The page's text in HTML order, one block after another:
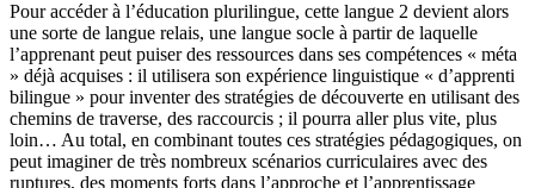
Pour accéder à l’éducation plurilingue, cette langue 2 devient alors
une sorte de langue relais, une langue socle à partir de laquelle
l’apprenant peut puiser des ressources dans ses compétences « méta
» déjà acquises : il utilisera son expérience linguistique « d’apprenti
bilingue » pour inventer des stratégies de découverte en utilisant des
chemins de traverse, des raccourcis ; il pourra aller plus vite, plus
loin… Au total, en combinant toutes ces stratégies pédagogiques, on
peut imaginer de très nombreux scénarios curriculaires avec des
ruptures, des moments forts dans l’approche et l’apprentissage